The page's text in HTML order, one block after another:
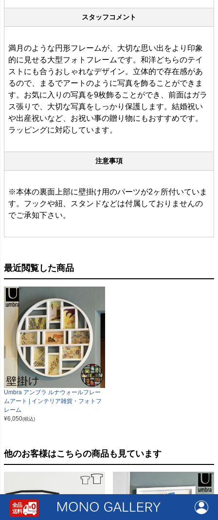
スタッフコメント
満月のような円形フレームが、大切な思い出をより印象
的に見せる大型フォトフレームです。和洋どちらのテイ
ストにも合うおしゃれなデザイン。立体的で存在感があ
るので、まるでアートのように写真を飾ることができま
す。お気に入りの写真を9枚飾ることができ、前面はガラ
ス張りで、大切な写真をしっかり保護します。結婚祝い
や出産祝いなど、お祝い事の贈り物にもおすすめです。
ラッピングに対応しています。
注意事項
※本体の裏面上部に壁掛け用のパーツが2ヶ所付いていま
す。フックや紐、スタンドなどは付属しておりませんの
でご承知下さい。
最近閲覧した商品
Umbra アンブラ ルナウォールフレー
ムアート | インテリア雑貨・フォトフ
レーム
¥6,050(税込)
他のお客様はこちらの商品も見ています